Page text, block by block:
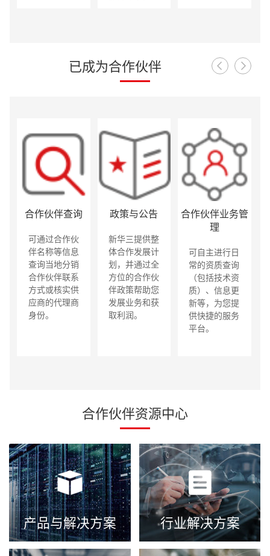
已成为合作伙伴
合作伙伴查询
可通过合作伙
伴名称等信息
查询当地分销
合作伙伴联系
方式或核实供
应商的代理商
身份。
政策与公告
新华三提供整
体合作发展计
划，并通过全
方位的合作伙
伴政策帮助您
发展业务和获
取利润。
合作伙伴业务管
理
可自主进行日
常的资质查询
（包括技术资
质）、信息更
新等，为您提
供快捷的服务
平台。
合作伙伴资源中心
产品与解决方案 行业解决方案